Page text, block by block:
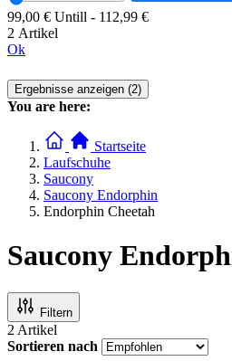
99,00 € Untill - 112,99 €
2 Artikel
Ok
Ergebnisse anzeigen (2)
You are here:
Startseite
Laufschuhe
Saucony
Saucony Endorphin
Endorphin Cheetah
Saucony
Filtern
2 Artikel
Sortieren nach